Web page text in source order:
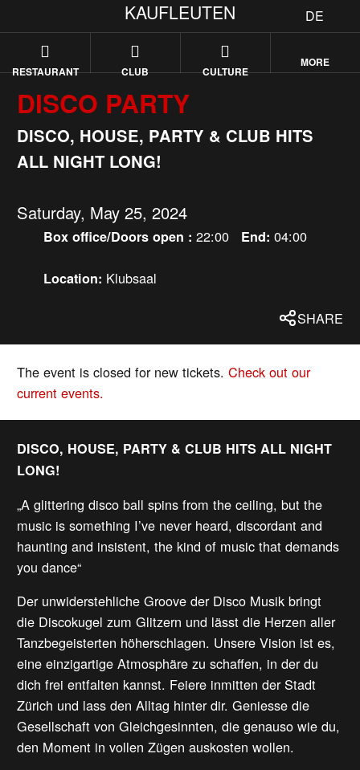
DE
KAUFLEUTEN
RESTAURANT CLUB CULTURE
MORE
DISCO PARTY
DISCO, HOUSE, PARTY & CLUB HITS
ALL NIGHT LONG!
Saturday, May 25, 2024
Box office/Doors open : 22:00 End: 04:00
Location: Klubsaal
SHARE
The event is closed for new tickets.Check out our
current events.
DISCO, HOUSE, PARTY & CLUB HITS ALL NIGHT
LONG!
„A glittering disco ball spins from the ceiling, but the
music is something I’ve never heard, discordant and
haunting and insistent, the kind of music that demands
you dance“
Der unwiderstehliche Groove der Disco Musik bringt
die Discokugel zum Glitzern und lässt die Herzen aller
Tanzbegeisterten höherschlagen. Unsere Vision ist es,
eine einzigartige Atmosphäre zu schaffen, in der du
dich frei entfalten kannst. Feiere inmitten der Stadt
Zürich und lass den Alltag hinter dir. Geniesse die
Gesellschaft von Gleichgesinnten, die genauso wie du,
den Moment in vollen Zügen auskosten wollen.